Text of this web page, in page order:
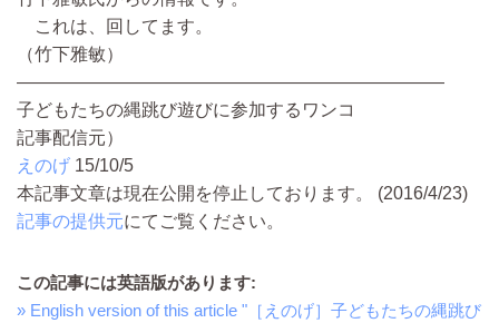
これは、回してます。
（竹下雅敏）
――――――――――――――――――――――――
子どもたちの縄跳び遊びに参加するワンコ
記事配信元）
えのげ 15/10/5
本記事文章は現在公開を停止しております。 (2016/4/23)
記事の提供元にてご覧ください。
この記事には英語版があります:
» English version of this article "［えのげ］子どもたちの縄跳び